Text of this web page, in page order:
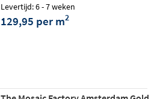
Levertijd: 6 - 7 weken
129,95 per m2